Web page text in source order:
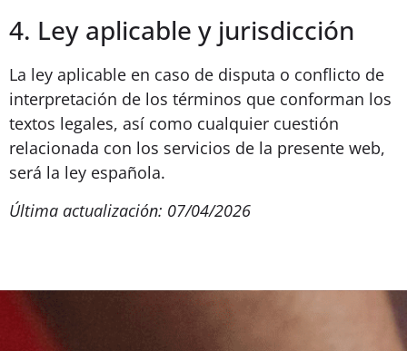
4. Ley aplicable y jurisdicción
La ley aplicable en caso de disputa o conflicto de
interpretación de los términos que conforman los
textos legales, así como cualquier cuestión
relacionada con los servicios de la presente web,
será la ley española.
Última actualización: 07/04/2026